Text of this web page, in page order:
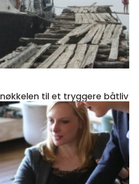
Båtførerprøven nøkkelen til et tryggere båtliv